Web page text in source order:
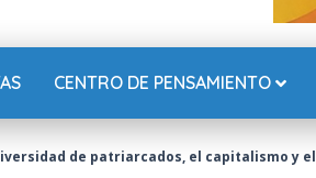
CENTRO DE PENSAMIENTO
de patriarcados, el capitalismo y